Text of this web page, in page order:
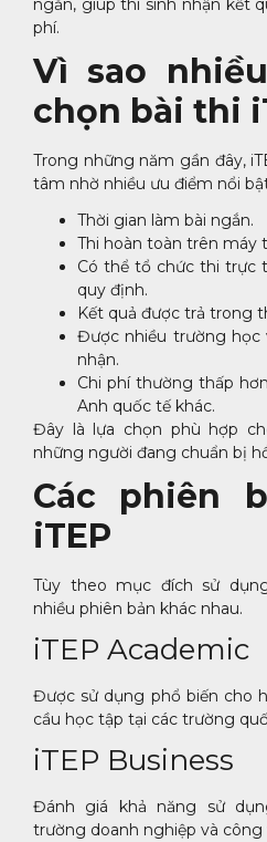
ngắn, giúp thí sinh nhận kết
phí.
Vì sao
chọn bài thi
Trong những năm gần đây,
tâm nhờ nhiều ưu điểm nổi
Thời gian làm bài ngắn.
Thi hoàn toàn trên máy
Có thể tổ chức thi trực
quy định.
Kết quả được trả trong
Được nhiều trường
nhận.
Chi phí thường thấp
Anh quốc tế khác.
Đây là lựa chọn phù hợp
những người đang chuẩn bị
Các phiên
iTEP
Tùy theo mục đích sử
nhiều phiên bản khác nhau.
iTEP Academic
Được sử dụng phổ biến cho
cầu học tập tại các trường
iTEP Business
Đánh giá khả năng sử
trường doanh nghiệp và công